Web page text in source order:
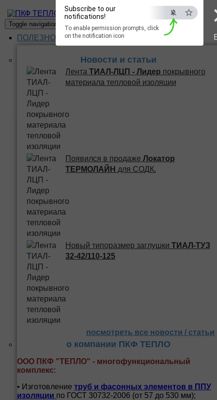
Subscribe to our
notifications!
To enable permission prompts, click
on the notification icon
ПКФ ТЕПЛО
Toggle navigation
ПОЛЕЗНОЕ
Новости и статьи
Лента ТИАЛ-ЛЦП - Лидер покрывного
материала тепловой изоляции
Появился в продаже Локатор
ТЕРМОЛАЙН для СОДК.
Новый типоразмер заглушки ТИАЛ-ТУЗ
32-42/110-125
посмотреть все новости / статьи
о компании ПКФ ТЕПЛО
ООО ПКФ "ТЕПЛО" - многофункциональный
комплекс:
• Изготовление труб и фасонных элементов в ППУ
изоляции по ГОСТ 30732-2006 (от 57 до 530 мм);